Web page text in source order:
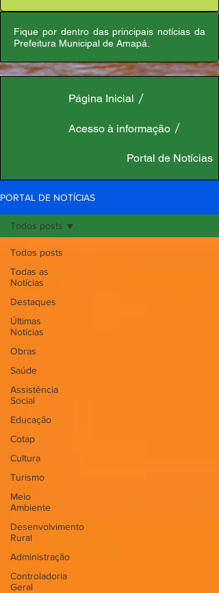
Fique por dentro das principais notícias da
Prefeitura Municipal de Amapá.
Página Inicial
Acesso à informação
Portal de Notícias
PORTAL DE NOTÍCIAS
Todos posts
Todas as
Notícias
Destaques
Últimas
Notícias
Obras
Saúde
Assistência
Social
Educação
Cotap
Cultura
Turismo
Meio
Ambiente
Desenvolvimento
Rural
Administração
Controladoria
Geral
Todos posts